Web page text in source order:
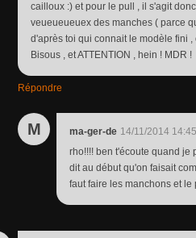
cailloux :) et pour le pull , il s'agit
veueueueuex des manches ( parce
d'après toi qui connait le modèle fini
Bisous , et ATTENTION , hein ! MDR !
Répondre
M ma-ger-de 14/11/2014 14:45
rho!!!! ben t'écoute quand je
dit au début qu'on faisait
faut faire les manchons et le